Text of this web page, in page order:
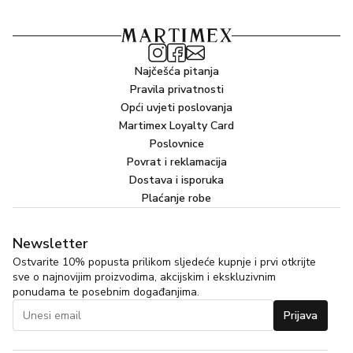
Više informacija: Jedna veličina pristaje svima. Izrađena je
od tkanine od bambusovih vlakana i ekološki prihvatljive /
veganske alternative za svilu (rPET).
Najčešća pitanja
Pravila privatnosti
Opći uvjeti poslovanja
Martimex Loyalty Card
Poslovnice
Povrat i reklamacija
Dostava i isporuka
Plaćanje robe
Newsletter
Ostvarite 10% popusta prilikom sljedeće kupnje i prvi otkrijte
sve o najnovijim proizvodima, akcijskim i ekskluzivnim
ponudama te posebnim događanjima.
Prijava